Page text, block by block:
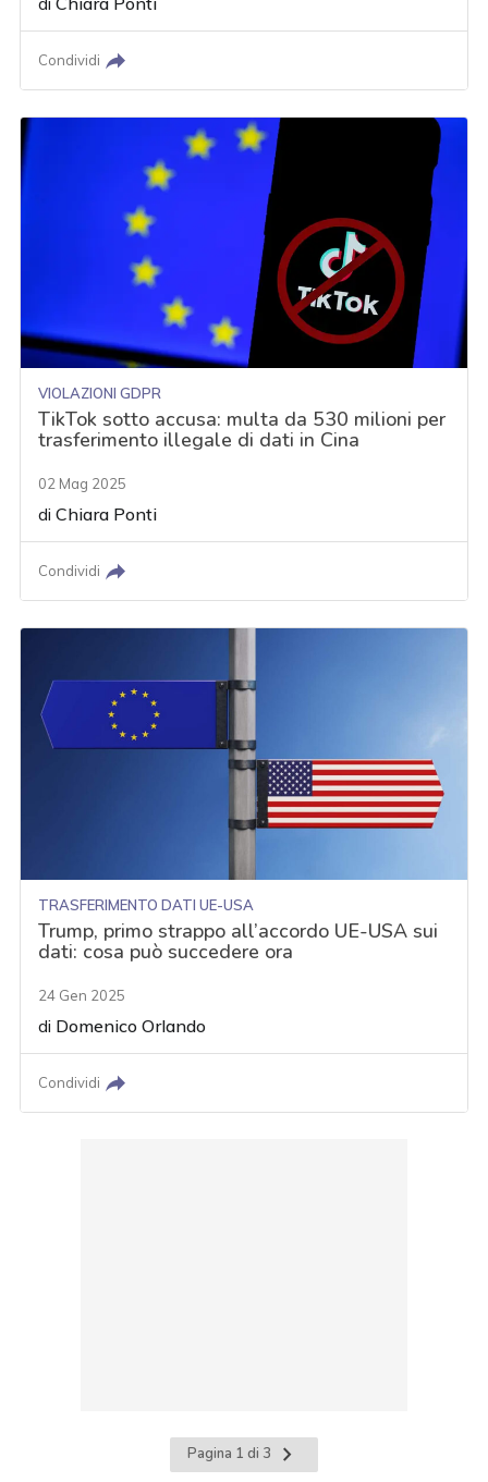
Condividi
VIOLAZIONI GDPR
TikTok sotto accusa: multa da 530 milioni per
trasferimento illegale di dati in Cina
02 Mag 2025
diChiara Ponti
Condividi
TRASFERIMENTO DATI UE-USA
Trump, primo strappo all’accordo UE-USA sui
dati: cosa può succedere ora
24 Gen 2025
di Domenico Orlando
Condividi
Pagina 1 di 3
Pagina
successiva